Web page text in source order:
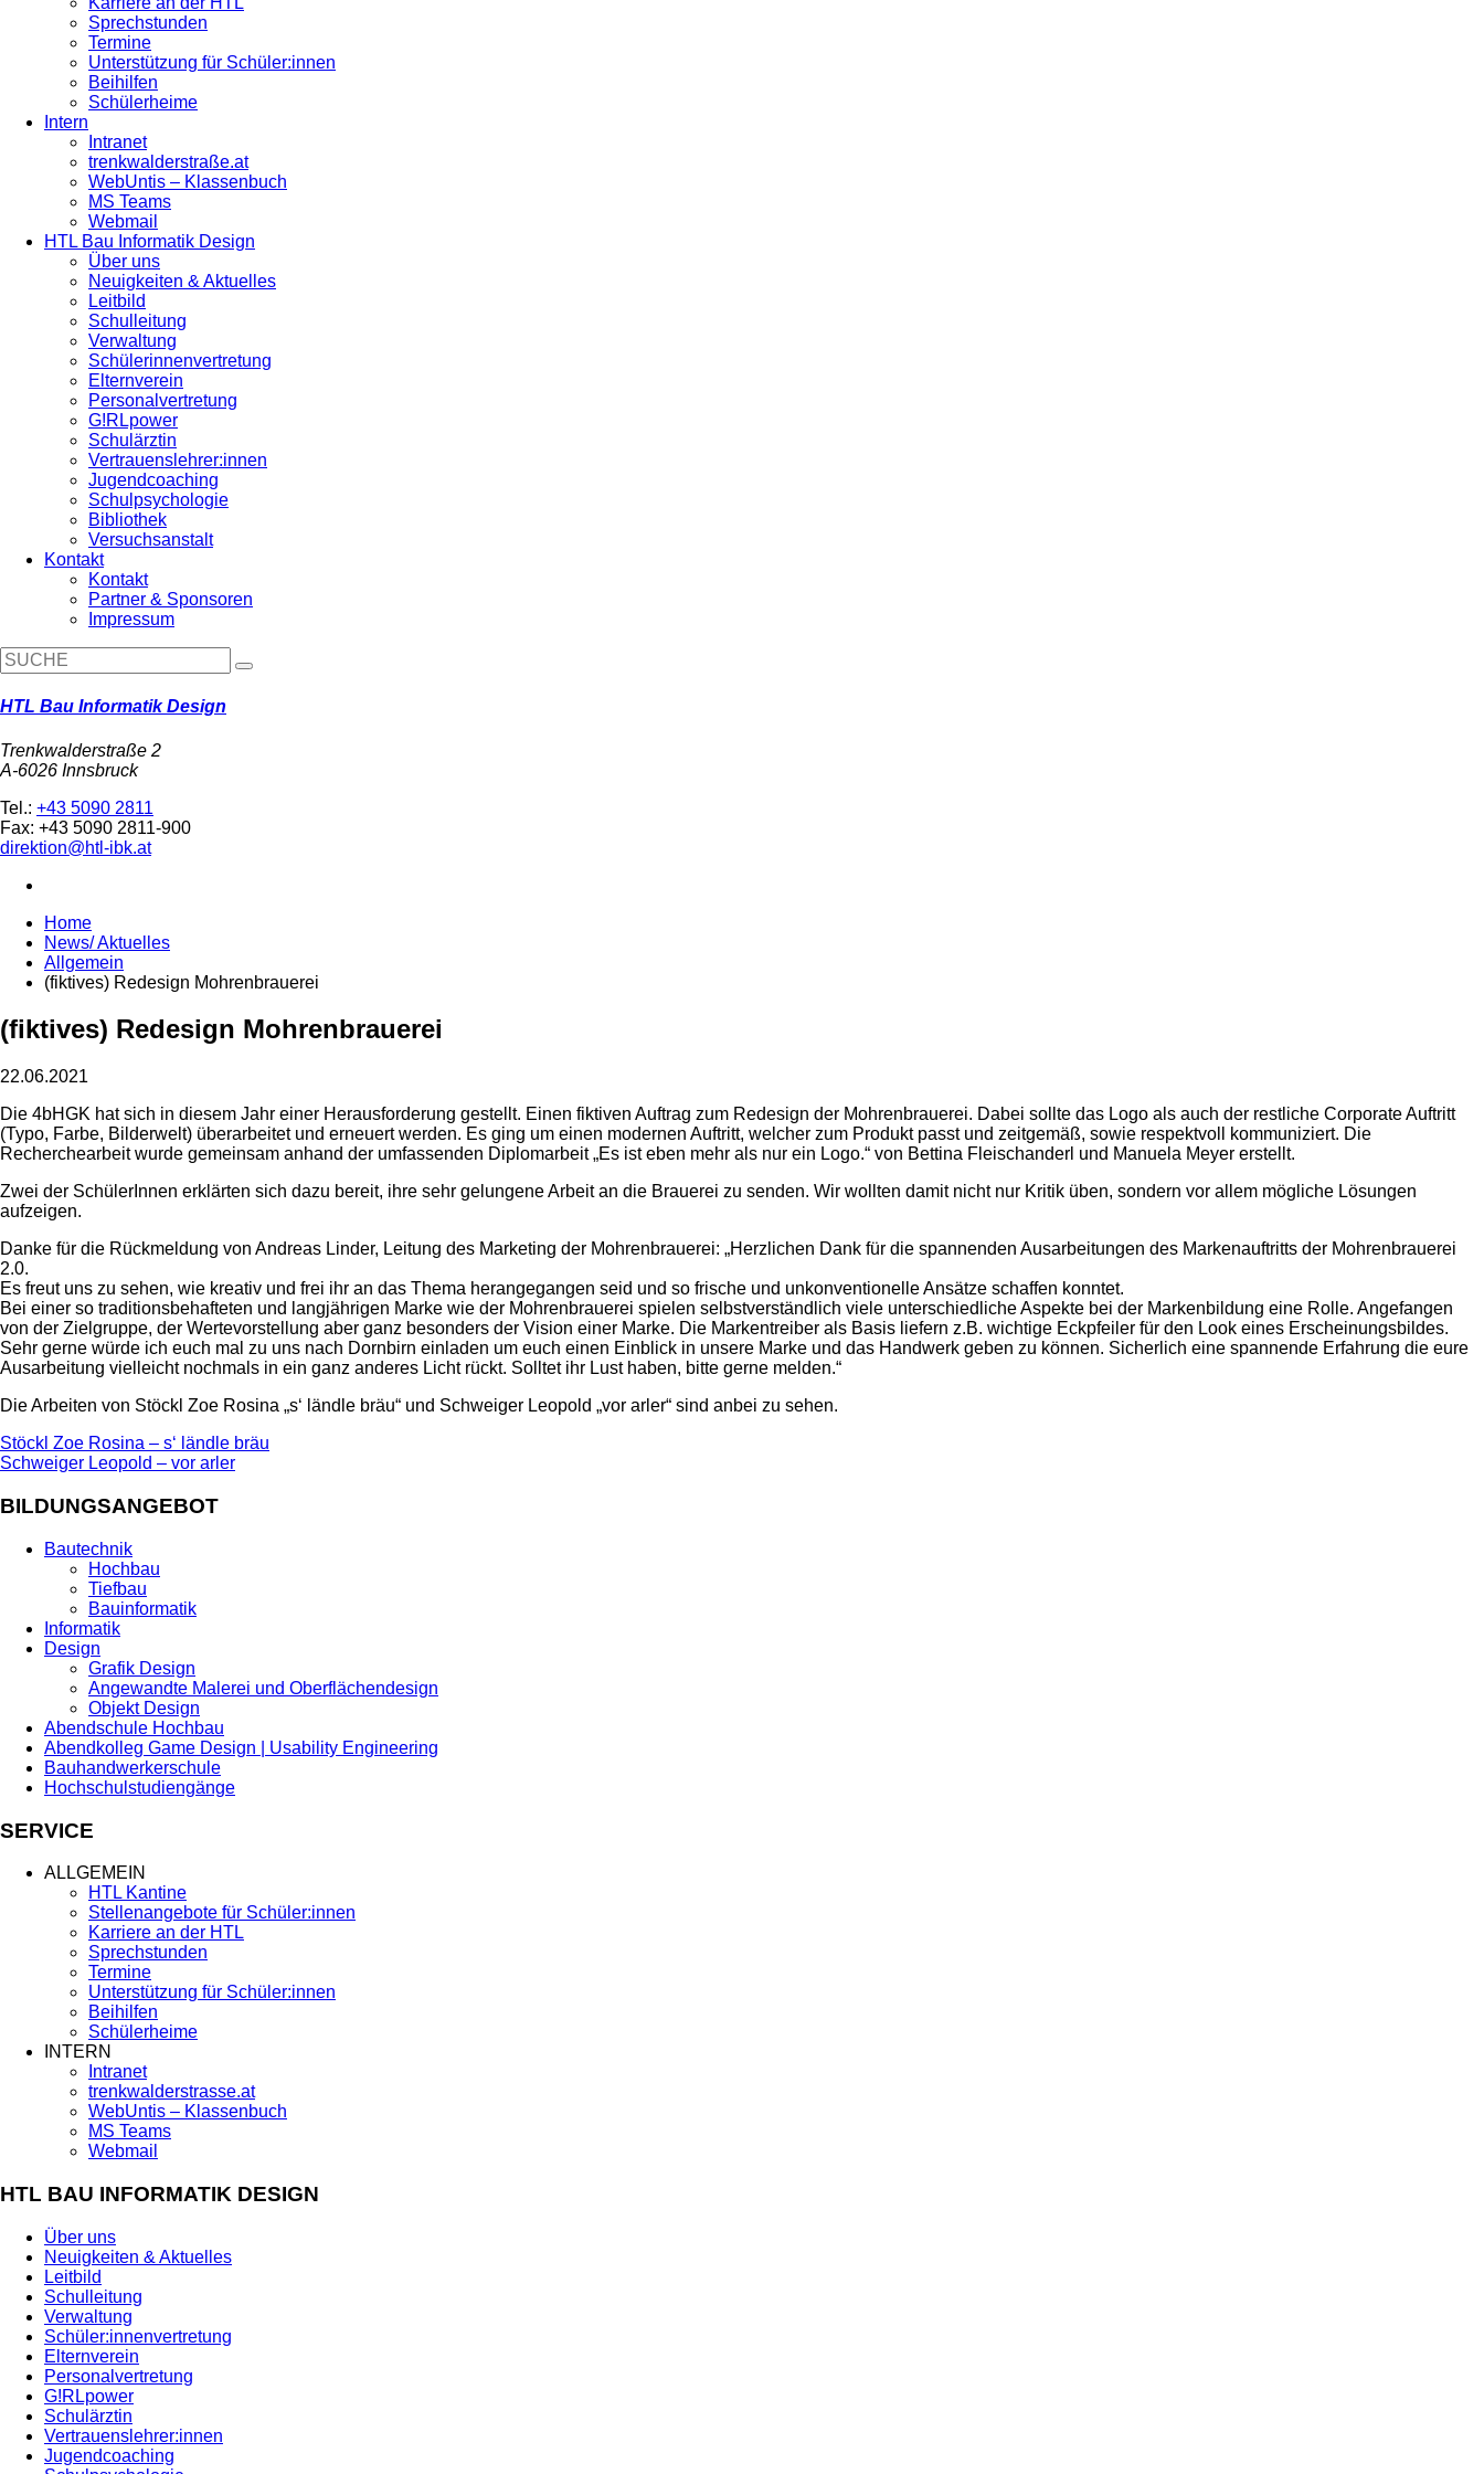
Sprechstunden
Termine
Unterstützung für Schüler:innen
Beihilfen
Schülerheime
Intern
Intranet
trenkwalderstraße.at
WebUntis – Klassenbuch
MS Teams
Webmail
HTL Bau Informatik Design
Über uns
Neuigkeiten & Aktuelles
Leitbild
Schulleitung
Verwaltung
Schülerinnenvertretung
Elternverein
Personalvertretung
G!RLpower
Schulärztin
Vertrauenslehrer:innen
Jugendcoaching
Schulpsychologie
Bibliothek
Versuchsanstalt
Kontakt
Kontakt
Partner & Sponsoren
Impressum
HTL Bau Informatik Design
Trenkwalderstraße 2
A-6026 Innsbruck
Tel.: +43 5090 2811
Fax: +43 5090 2811-900
direktion@htl-ibk.at
Home
News/ Aktuelles
Allgemein
(fiktives) Redesign Mohrenbrauerei
(fiktives) Redesign Mohrenbrauerei
22.06.2021
Die 4bHGK hat sich in diesem Jahr einer Herausforderung gestellt. Einen fiktiven Auftrag zum Redesign der Mohrenbrauerei. Dabei sollte das Logo als auch der restliche Corporate Auftritt
(Typo, Farbe, Bilderwelt) überarbeitet und erneuert werden. Es ging um einen modernen Auftritt, welcher zum Produkt passt und zeitgemäß, sowie respektvoll kommuniziert. Die
Recherchearbeit wurde gemeinsam anhand der umfassenden Diplomarbeit „Es ist eben mehr als nur ein Logo.“ von Bettina Fleischanderl und Manuela Meyer erstellt.
Zwei der SchülerInnen erklärten sich dazu bereit, ihre sehr gelungene Arbeit an die Brauerei zu senden. Wir wollten damit nicht nur Kritik üben, sondern vor allem mögliche Lösungen
aufzeigen.
Danke für die Rückmeldung von Andreas Linder, Leitung des Marketing der Mohrenbrauerei: „Herzlichen Dank für die spannenden Ausarbeitungen des Markenauftritts der Mohrenbrauerei
2.0.
Es freut uns zu sehen, wie kreativ und frei ihr an das Thema herangegangen seid und so frische und unkonventionelle Ansätze schaffen konntet.
Bei einer so traditionsbehafteten und langjährigen Marke wie der Mohrenbrauerei spielen selbstverständlich viele unterschiedliche Aspekte bei der Markenbildung eine Rolle. Angefangen
von der Zielgruppe, der Wertevorstellung aber ganz besonders der Vision einer Marke. Die Markentreiber als Basis liefern z.B. wichtige Eckpfeiler für den Look eines Erscheinungsbildes.
Sehr gerne würde ich euch mal zu uns nach Dornbirn einladen um euch einen Einblick in unsere Marke und das Handwerk geben zu können. Sicherlich eine spannende Erfahrung die eure
Ausarbeitung vielleicht nochmals in ein ganz anderes Licht rückt. Solltet ihr Lust haben, bitte gerne melden.“
Die Arbeiten von Stöckl Zoe Rosina „s‘ ländle bräu“ und Schweiger Leopold „vor arler“ sind anbei zu sehen.
Stöckl Zoe Rosina – s‘ ländle bräu
Schweiger Leopold – vor arler
BILDUNGSANGEBOT
Bautechnik
Hochbau
Tiefbau
Bauinformatik
Informatik
Design
Grafik Design
Angewandte Malerei und Oberflächendesign
Objekt Design
Abendschule Hochbau
Abendkolleg Game Design | Usability Engineering
Bauhandwerkerschule
Hochschulstudiengänge
SERVICE
ALLGEMEIN
HTL Kantine
Stellenangebote für Schüler:innen
Karriere an der HTL
Sprechstunden
Termine
Unterstützung für Schüler:innen
Beihilfen
Schülerheime
INTERN
Intranet
trenkwalderstrasse.at
WebUntis – Klassenbuch
MS Teams
Webmail
HTL BAU INFORMATIK DESIGN
Über uns
Neuigkeiten & Aktuelles
Leitbild
Schulleitung
Verwaltung
Schüler:innenvertretung
Elternverein
Personalvertretung
G!RLpower
Schulärztin
Vertrauenslehrer:innen
Jugendcoaching